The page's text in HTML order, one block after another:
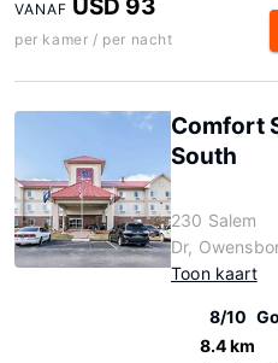
VANAF USD 93
per kamer / per nacht
Comfort
South
230 Salem
Dr,
Toon kaart
8/10
8.4 km